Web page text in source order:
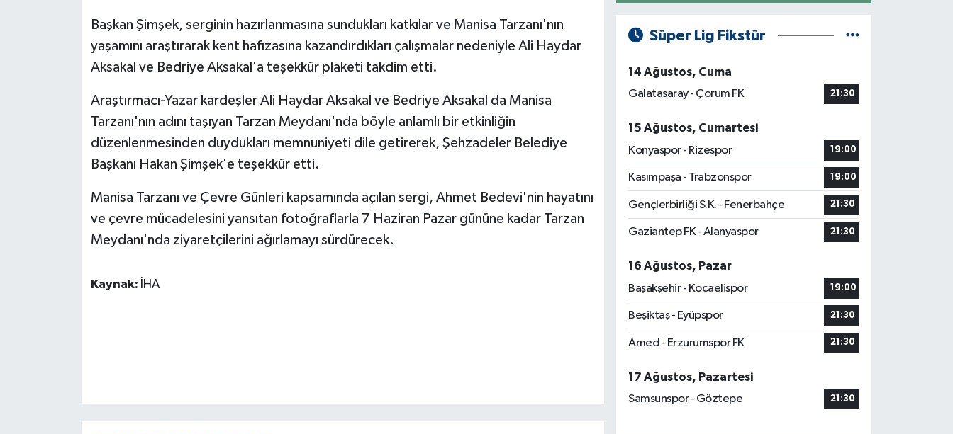
Başkan Şimşek, serginin hazırlanmasına sundukları katkılar ve Manisa Tarzanı'nın
yaşamını araştırarak kent hafızasına kazandırdıkları çalışmalar nedeniyle Ali Haydar
Aksakal ve Bedriye Aksakal'a teşekkür plaketi takdim etti.
Araştırmacı-Yazar kardeşler Ali Haydar Aksakal ve Bedriye Aksakal da Manisa
Tarzanı'nın adını taşıyan Tarzan Meydanı'nda böyle anlamlı bir etkinliğin
düzenlenmesinden duydukları memnuniyeti dile getirerek, Şehzadeler Belediye
Başkanı Hakan Şimşek'e teşekkür etti.
Manisa Tarzanı ve Çevre Günleri kapsamında açılan sergi, Ahmet Bedevi'nin hayatını
ve çevre mücadelesini yansıtan fotoğraflarla 7 Haziran Pazar gününe kadar Tarzan
Meydanı'nda ziyaretçilerini ağırlamayı sürdürecek.
Kaynak: İHA
Süper Lig Fikstür
14 Ağustos, Cuma
Galatasaray - Çorum FK
21:30
15 Ağustos, Cumartesi
Konyaspor - Rizespor
19:00
Kasımpaşa - Trabzonspor 19:00
Gençlerbirliği S.K. - Fenerbahçe 21:30
Gaziantep FK - Alanyaspor 21:30
16 Ağustos, Pazar
Başakşehir - Kocaelispor
19:00
Beşiktaş - Eyüpspor 21:30
Amed - Erzurumspor FK 21:30
17 Ağustos, Pazartesi
Samsunspor - Göztepe
21:30